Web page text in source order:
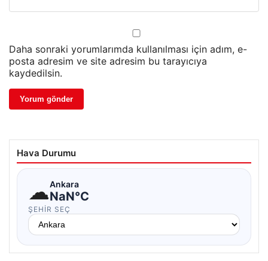
Daha sonraki yorumlarımda kullanılması için adım, e-
posta adresim ve site adresim bu tarayıcıya
kaydedilsin.
Hava Durumu
☁Ankara
NaN°C
ŞEHIR SEÇ